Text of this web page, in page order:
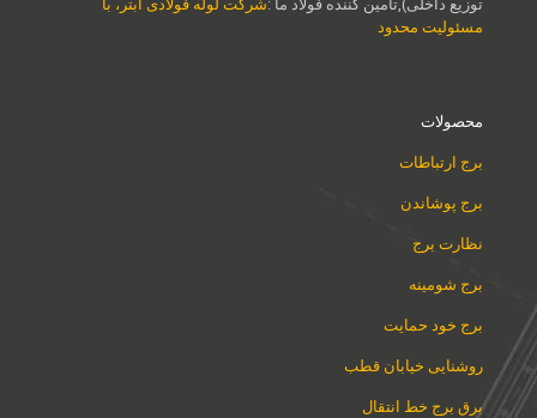
توزیع داخلی),تامین کننده فولاد ما :شرکت لوله فولادی آبتر، با
مسئولیت محدود
محصولات
برج ارتباطات
برج پوشاندن
نظارت برج
برج شومینه
برج خود حمایت
روشنایی خیابان قطب
برق برج خط انتقال